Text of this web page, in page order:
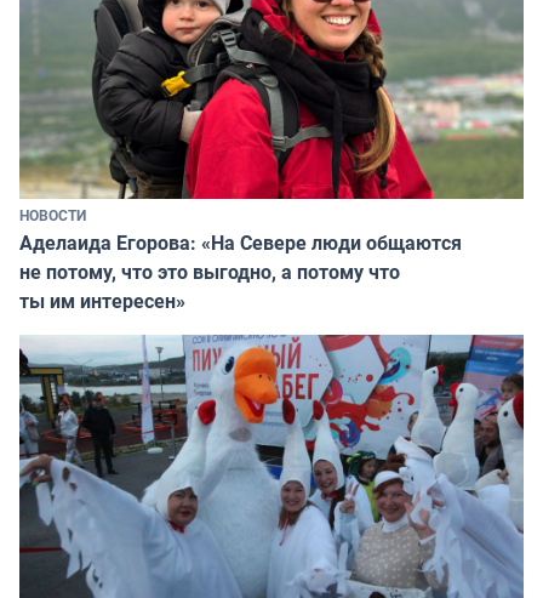
НОВОСТИ
Аделаида Егорова: «На Севере люди общаются
не потому, что это выгодно, а потому что
ты им интересен»